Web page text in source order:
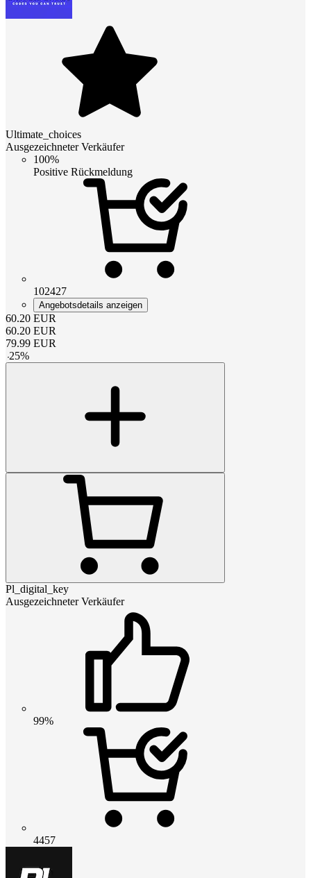
Ultimate_choices
Ausgezeichneter Verkäufer
100%
Positive Rückmeldung
102427
Angebotsdetails anzeigen
60.20 EUR
60.20 EUR
79.99 EUR
-25%
Pl_digital_key
Ausgezeichneter Verkäufer
99%
4457